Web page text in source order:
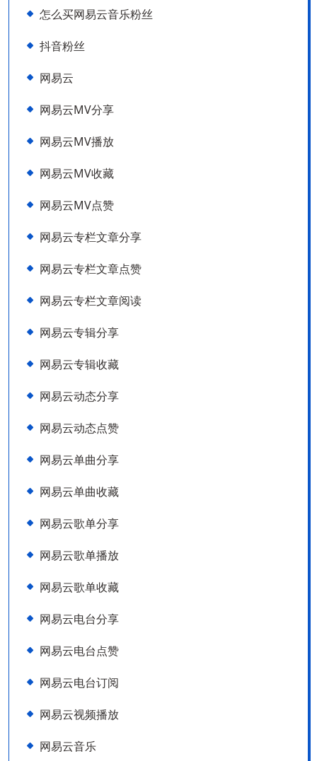
怎么买网易云音乐粉丝
抖音粉丝
网易云
网易云MV分享
网易云MV播放
网易云MV收藏
网易云MV点赞
网易云专栏文章分享
网易云专栏文章点赞
网易云专栏文章阅读
网易云专辑分享
网易云专辑收藏
网易云动态分享
网易云动态点赞
网易云单曲分享
网易云单曲收藏
网易云歌单分享
网易云歌单播放
网易云歌单收藏
网易云电台分享
网易云电台点赞
网易云电台订阅
网易云视频播放
网易云音乐